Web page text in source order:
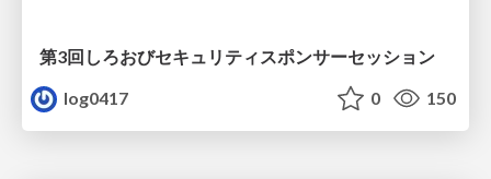
第3回しろおびセキュリティスポンサーセッション
log0417
0 150